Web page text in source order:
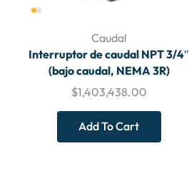
Caudal
Interruptor de caudal NPT 3/4″
(bajo caudal, NEMA 3R)
$1,403,438.00
Add To Cart